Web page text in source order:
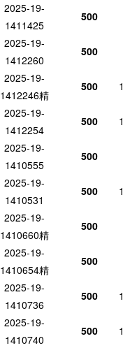
2025-19-
1411425
500
2025-19-
1412260
500
2025-19-
1412246精
500
2025-19-
1412254
500
2025-19-
1410555
500
2025-19-
1410531
500
2025-19-
1410660精
500
2025-19-
1410654精
500
2025-19-
1410736
500
2025-19-
1410740
500